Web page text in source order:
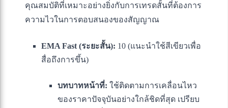
คุณสมบัติที่เหมาะอย่างยิ่งกับการเทรดสั้นที่ต้องการ
ความไวในการตอบสนองของสัญญาณ
EMA Fast (ระยะสั้น): 10 (แนะนำใช้สีเขียวเพื่อ
สื่อถึงการขึ้น)
บทบาทหน้าที่: ใช้ติดตามการเคลื่อนไหว
ของราคาปัจจุบันอย่างใกล้ชิดที่สุด เปรียบ